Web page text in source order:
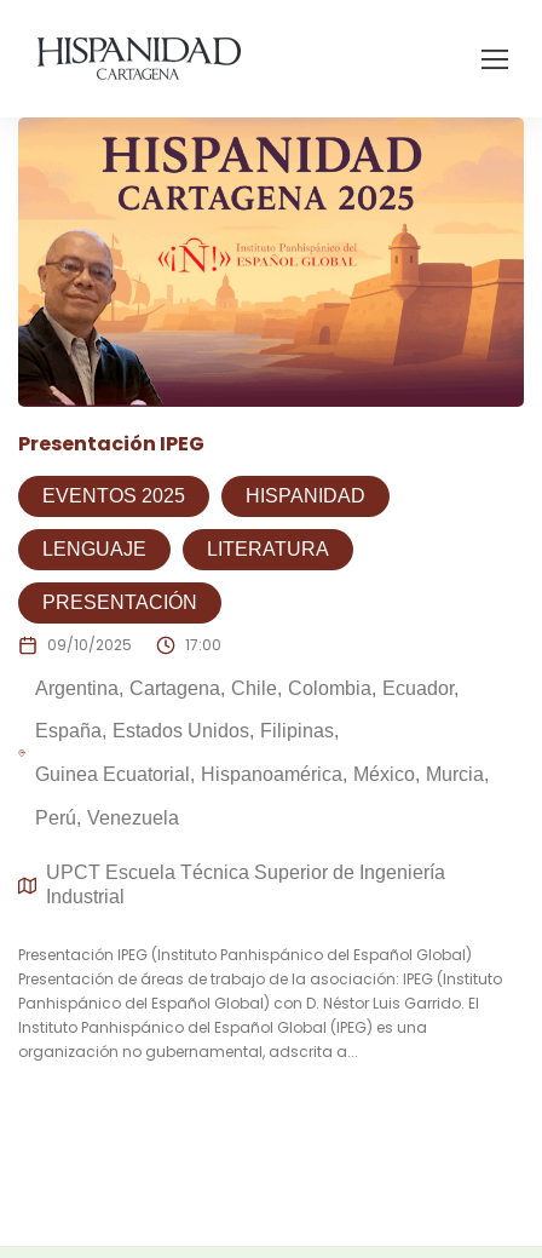
Presentación IPEG
EVENTOS 2025 HISPANIDAD
LENGUAJE LITERATURA
PRESENTACIÓN
09/10/2025 17:00
Argentina Cartagena Chile Colombia Ecuador
España Estados Unidos Filipinas
Guinea Ecuatorial Hispanoamérica México Murcia
Perú Venezuela
UPCT Escuela Técnica Superior de Ingeniería
Industrial
Presentación IPEG (Instituto Panhispánico del Español Global)
Presentación de áreas de trabajo de la asociación: IPEG (Instituto
Panhispánico del Español Global) con D. Néstor Luis Garrido. El
Instituto Panhispánico del Español Global (IPEG) es una
organización no gubernamental, adscrita a...